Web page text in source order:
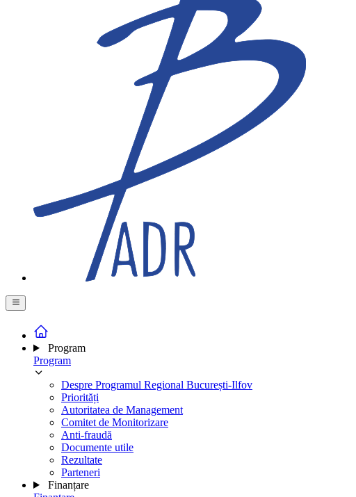
Program
Program
Despre Programul Regional București-Ilfov
Priorități
Autoritatea de Management
Comitet de Monitorizare
Anti-fraudă
Documente utile
Rezultate
Parteneri
Finanțare